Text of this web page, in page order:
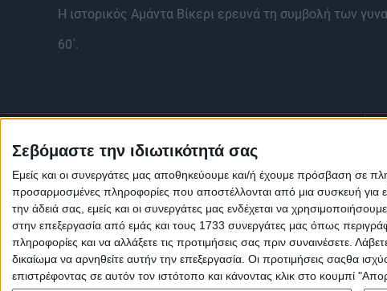
Σεβόμαστε την ιδιωτικότητά σας
Εμείς και οι συνεργάτες μας αποθηκεύουμε και/ή έχουμε πρόσβαση σε
προσαρμοσμένες πληροφορίες που αποστέλλονται από μια συσκευή για
την άδειά σας, εμείς και οι συνεργάτες μας ενδέχεται να
στην επεξεργασία από εμάς και τους 1733 συνεργάτες μας όπως
πληροφορίες και να αλλάξετε τις προτιμήσεις σας πριν συναινέσετε.
δικαίωμα να αρνηθείτε αυτήν την επεξεργασία. Οι προτιμήσεις σαςθα
επιστρέφοντας σε αυτόν τον ιστότοπο και κάνοντας κλικ στο κουμπί
Η ιστορικός Αμάντα Βίκερι ερευνά τη συμβολή των
60΄.